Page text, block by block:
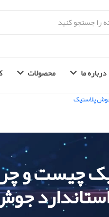
درباره ما محصولات
پلاستیک
چیست و چرا